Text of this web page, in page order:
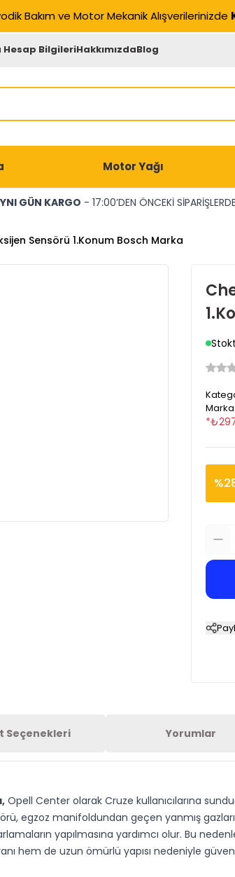
Bakım ve Motor Mekanik Alışverilerinizde
Hesap BilgileriHakkımızdaBlog
Motor Yağı
GÜN KARGO - 17:00’DEN ÖNCEKİ SİPARİŞLERDE
Sensörü 1.Konum Bosch Marka
Marka
*₺
%
Seçenekleri Yorumlar
Opell Center olarak Cruze kullanıcılarına
egzoz manifoldundan geçen yanmış
yapılmasına yardımcı olur. Bu
hem de uzun ömürlü yapısı nedeniyle